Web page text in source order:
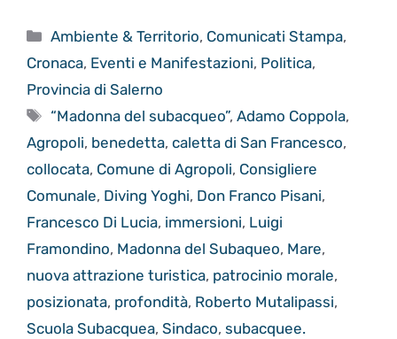
Categorie
Ambiente & Territorio, Comunicati Stampa,
Cronaca, Eventi e Manifestazioni, Politica,
Provincia di Salerno
Tag
“Madonna del subacqueo”,Adamo Coppola,
Agropoli, benedetta, caletta di San Francesco,
collocata, Comune di Agropoli, Consigliere
Comunale, Diving Yoghi, Don Franco Pisani,
Francesco Di Lucia, immersioni, Luigi
Framondino, Madonna del Subaqueo, Mare,
nuova attrazione turistica, patrocinio morale,
posizionata, profondità, Roberto Mutalipassi,
Scuola Subacquea, Sindaco, subacquee.